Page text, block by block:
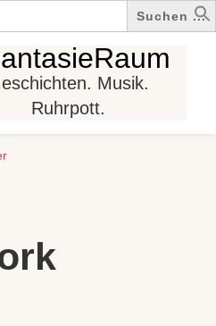
Musik.
Ruhrpott.